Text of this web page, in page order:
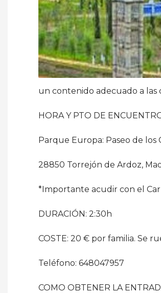
un contenido adecuado a las
HORA Y PTO DE
Parque Europa: Paseo de los
28850 Torrejón de Ardoz,
*Importante acudir con el
DURACIÓN: 2:30h
COSTE: 20 € por familia. Se
Teléfono: 648047957
COMO OBTENER LA